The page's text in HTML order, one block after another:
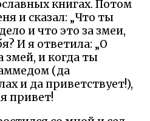
книгах. Потом
и сказал: „Что ты
и что это за змеи,
И я ответила: „О
змей, и когда ты
(да
и да приветствует!),
привет!